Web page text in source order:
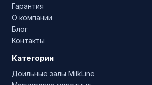
Гарантия
О компании
Блог
Контакты
Категории
Доильные залы MilkLine